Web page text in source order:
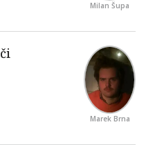
Milan Šupa
Marek Brna